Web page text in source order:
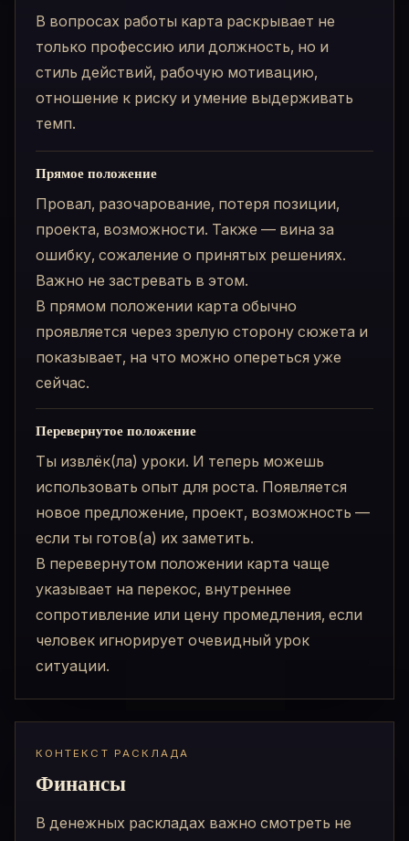
В вопросах работы карта раскрывает не
только профессию или должность, но и
стиль действий, рабочую мотивацию,
отношение к риску и умение выдерживать
темп.
Прямое положение
Провал, разочарование, потеря позиции,
проекта, возможности. Также — вина за
ошибку, сожаление о принятых решениях.
Важно не застревать в этом.
В прямом положении карта обычно
проявляется через зрелую сторону сюжета и
показывает, на что можно опереться уже
сейчас.
Перевернутое положение
Ты извлёк(ла) уроки. И теперь можешь
использовать опыт для роста. Появляется
новое предложение, проект, возможность —
если ты готов(а) их заметить.
В перевернутом положении карта чаще
указывает на перекос, внутреннее
сопротивление или цену промедления, если
человек игнорирует очевидный урок
ситуации.
КОНТЕКСТ РАСКЛАДА
Финансы
В денежных раскладах важно смотреть не